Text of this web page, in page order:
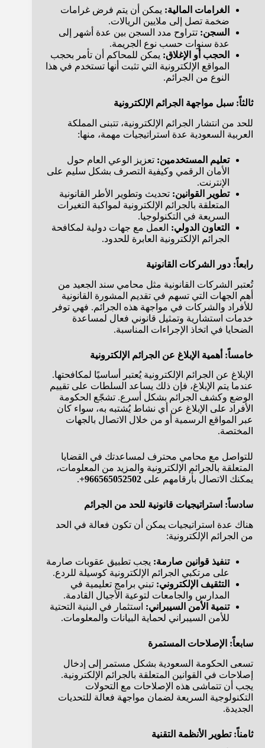
الغرامات المالية: يمكن أن يتم فرض غرامات
ضخمة تصل إلى ملايين الريالات.
السجن: تتراوح مدد السجن بين عدة أشهر إلى
عدة سنوات حسب نوع الجريمة.
الحجب أو الإغلاق: يمكن للمحاكم أن تأمر بحجب
المواقع الإلكترونية التي تثبت أنها تستخدم في هذا
النوع من الجرائم.
ثالثاً: سبل مواجهة الجرائم الإلكترونية
للحد من انتشار الجرائم الإلكترونية، تتبنى المملكة
العربية السعودية عدة استراتيجيات مهمة، منها:
تعليم المستخدمين: تعزيز الوعي العام حول
الأمان الرقمي وكيفية التصرف بشكل سليم على
الإنترنت.
تطوير القوانين: تحديث وتطوير الأطر القانونية
المتعلقة بالجرائم الإلكترونية لمواكبة التغيرات
السريعة في التكنولوجيا.
التعاون الدولي: العمل مع جهات دولية لمكافحة
الجرائم الإلكترونية العابرة للحدود.
رابعاً: دور الشركات القانونية
تُعتبر الشركات القانونية مثل محامي سند الجعيد من
أهم الجهات التي تسهم في تقديم المشورة القانونية
للأفراد والشركات في مواجهة هذه الجرائم. فهي توفر
خدمات استشارية وتمثيل قانوني فعال لمساعدة
الضحايا في اتخاذ الإجراءات المناسبة.
خامساً: أهمية الإبلاغ عن الجرائم الإلكترونية
الإبلاغ عن الجرائم الإلكترونية يُعتبر أساسيًا لمكافحتها.
عندما يتم الإبلاغ، فإن ذلك يساعد السلطات على تقييم
الوضع وكشف الجرائم بشكل أسرع. تشجّع الحكومة
الأفراد على الإبلاغ عن أي نشاط يُشتبه به، سواء كان
عبر المواقع الرسمية أو من خلال الاتصال بالجهات
المختصة.
للتواصل مع محامي محترف لمساعدتك في القضايا
المتعلقة بالجرائم الإلكترونية والمزيد من المعلومات،
يمكنك الاتصال بأرقامهم على 966565052502+
.
سادساً: استراتيجيات قانونية للحد من الجرائم
هناك عدة استراتيجيات يمكن أن تكون فعالة في الحد
من الجرائم الإلكترونية:
تنفيذ قوانين صارمة: يجب تطبيق عقوبات صارمة
على مرتكبي الجرائم الإلكترونية كوسيلة للردع.
التثقيف الإلكتروني: تبني برامج تعليمية في
المدارس والجامعات لتوعية الأجيال القادمة.
تنمية الأمن السيبراني: استثمار في البنية التحتية
للأمن السيبراني لحماية البيانات والمعلومات.
سابعاً: الإصلاحات المستمرة
تسعى الحكومة السعودية بشكل مستمر إلى إدخال
إصلاحات في القوانين المتعلقة بالجرائم الإلكترونية.
يجب أن تتماشى هذه الإصلاحات مع التحولات
التكنولوجية السريعة لضمان مواجهة فعالة للتحديات
الجديدة.
ثامناً: تطوير الأنظمة التقنية